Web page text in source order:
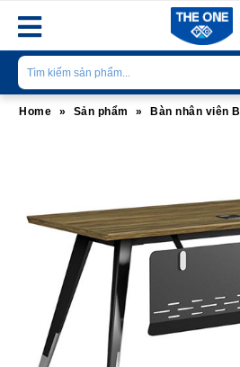
Home » Sản phẩm » Bàn nhân viên